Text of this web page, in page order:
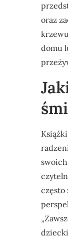
oraz
domu
często